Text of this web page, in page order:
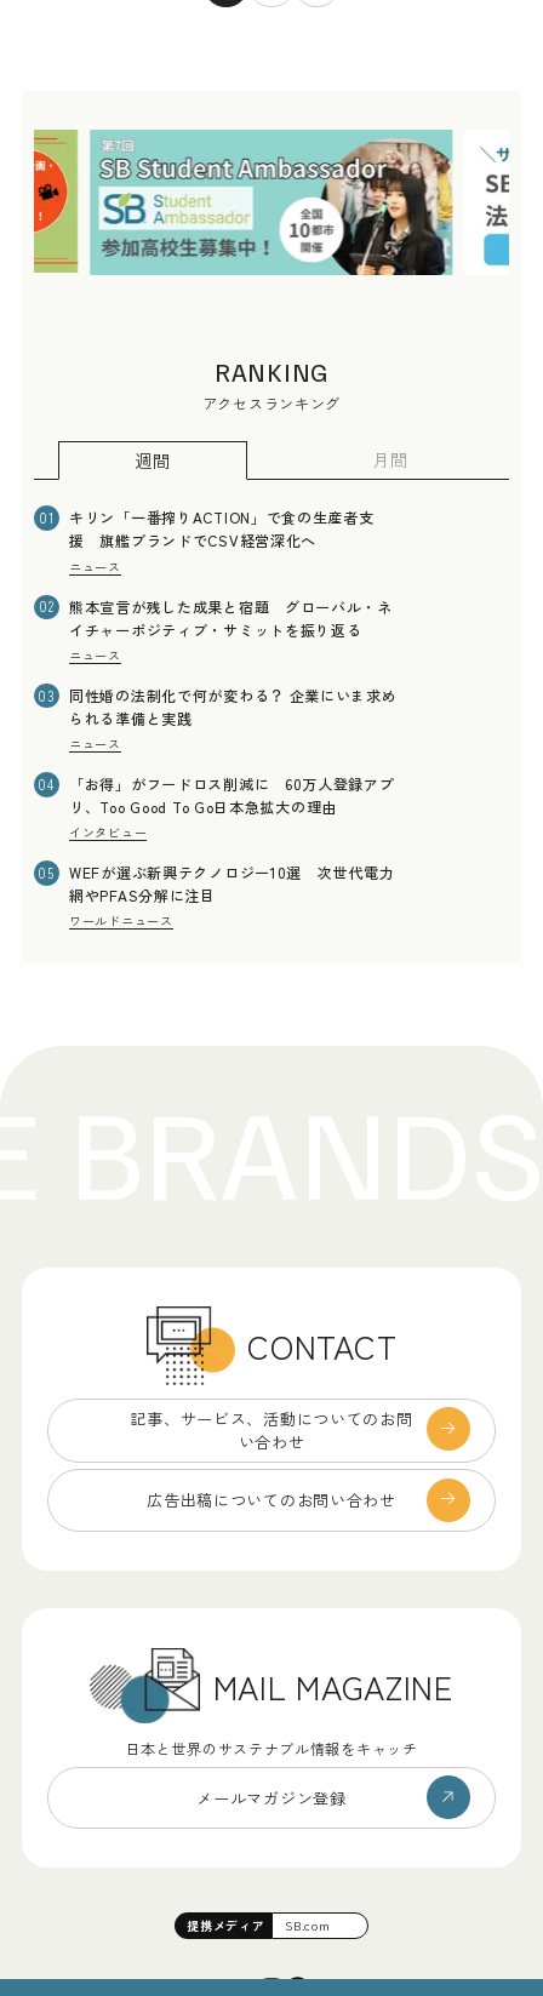
RANKING
アクセスランキング
週間 月間
01
キリン「一番搾りACTION」で食の生産者支
援 旗艦ブランドでCSV経営深化へ
ニュース
02
熊本宣言が残した成果と宿題 グローバル・ネ
イチャーポジティブ・サミットを振り返る
ニュース
03
同性婚の法制化で何が変わる？ 企業にいま求め
られる準備と実践
ニュース
04
「お得」がフードロス削減に 60万人登録アプ
リ、Too Good To Go日本急拡大の理由
インタビュー
05
WEFが選ぶ新興テクノロジー10選 次世代電力
網やPFAS分解に注目
ワールドニュース
CONTACT
記事、サービス、 活動についてのお問
い合わせ
広告出稿についての お問い合わせ
MAIL MAGAZINE
日本と世界のサステナブル情報をキャッチ
メールマガジン登録
提携メディア SB.com